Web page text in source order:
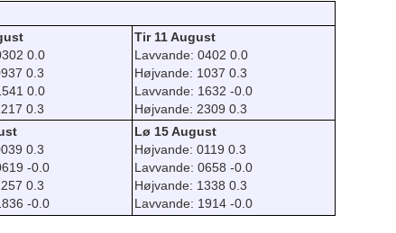
0.0
0.3
0.0
0.3
Tir 11 August
Lavvande: 0402 0.0
Højvande: 1037 0.3
Lavvande: 1632 -0.0
Højvande: 2309 0.3
0.3
-0.0
0.3
-0.0
Lø 15 August
Højvande: 0119 0.3
Lavvande: 0658 -0.0
Højvande: 1338 0.3
Lavvande: 1914 -0.0